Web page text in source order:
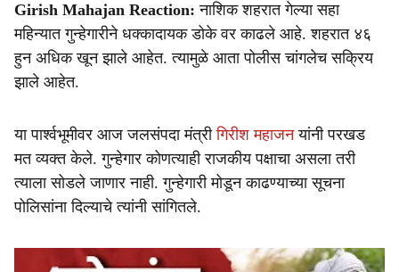
a
r
e
Girish Mahajan Reaction: नाशिक शहरात गेल्या सहा
महिन्यात गुन्हेगारीने धक्कादायक डोके वर काढले आहे. शहरात ४६
हुन अधिक खून झाले आहेत. त्यामुळे आता पोलीस चांगलेच सक्रिय
झाले आहेत.
या पार्श्वभूमीवर आज जलसंपदा मंत्रीगिरीश महाजनयांनी परखड
मत व्यक्त केले. गुन्हेगार कोणत्याही राजकीय पक्षाचा असला तरी
त्याला सोडले जाणार नाही. गुन्हेगारी मोडून काढण्याच्या सूचना
पोलिसांना दिल्याचे त्यांनी सांगितले.